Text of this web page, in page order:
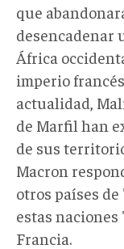
que
desencadenar
África
imperio
actualidad,
de Marfil han
de sus
Macron
otros países
estas
Francia.